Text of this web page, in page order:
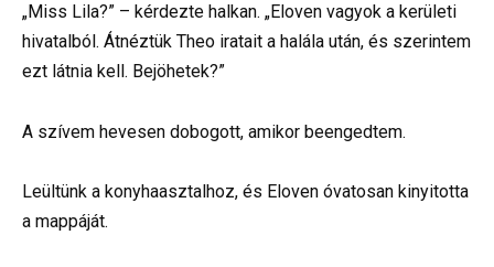
„Miss Lila?” – kérdezte halkan. „Eloven vagyok a kerületi
hivatalból. Átnéztük Theo iratait a halála után, és szerintem
ezt látnia kell. Bejöhetek?”
A szívem hevesen dobogott, amikor beengedtem.
Leültünk a konyhaasztalhoz, és Eloven óvatosan kinyitotta
a mappáját.